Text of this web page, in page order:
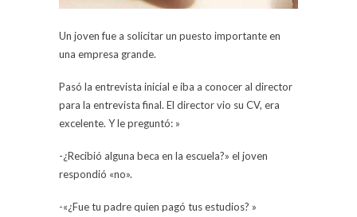
Un joven fue a solicitar un puesto importante en
una empresa grande.
Pasó la entrevista inicial e iba a conocer al director
para la entrevista final. El director vio su CV, era
excelente. Y le preguntó: »
-¿Recibió alguna beca en la escuela?» el joven
respondió «no».
-«¿Fue tu padre quien pagó tus estudios? »